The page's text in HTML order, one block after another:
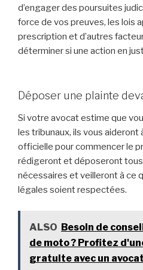
d’engager des poursuites
force de vos preuves, les lois
prescription et d’autres
déterminer si une action en
Déposer une plainte
Si votre avocat estime que
les tribunaux, ils vous aideront
officielle pour commencer le
rédigeront et déposeront
nécessaires et veilleront à ce
légales soient respectées.
ALSO Besoin de
de moto ? Profitez
gratuite avec un